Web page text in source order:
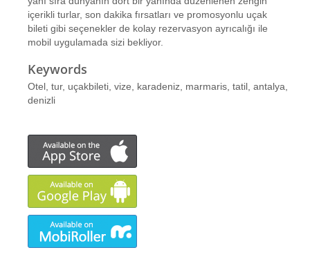
içerikli turlar, son dakika fırsatları ve promosyonlu uçak
bileti gibi seçenekler de kolay rezervasyon ayrıcalığı ile
mobil uygulamada sizi bekliyor.
Keywords
Otel, tur, uçakbileti, vize, karadeniz, marmaris, tatil, antalya,
denizli